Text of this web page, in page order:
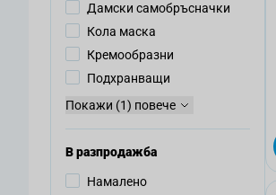
Дамски самобръсначки
Кола маска
Кремообразни
Подхранващи
Покажи (1) повече
В разпродажба
Намалено